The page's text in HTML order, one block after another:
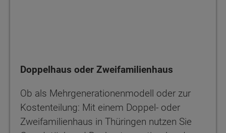
Doppelhaus oder Zweifamilienhaus
Ob als Mehrgenerationenmodell oder zur
Kostenteilung: Mit einem Doppel- oder
Zweifamilienhaus in Thüringen nutzen Sie